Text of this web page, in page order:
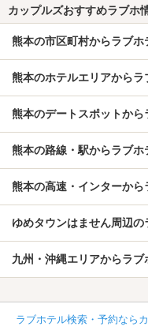
カップルズおすすめラブホ
熊本の市区町村からラブホ
熊本のホテルエリアからラ
熊本のデートスポットから
熊本の路線・駅からラブホ
熊本の高速・インターから
ゆめタウンはません周辺
九州・沖縄エリアからラブ
ラブホテル検索・予約なら